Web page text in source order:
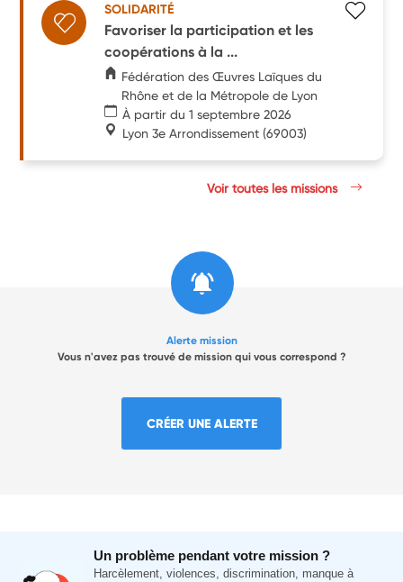
SOLIDARITÉ
Favoriser la participation et les
coopérations à la ...
Fédération des Œuvres Laïques du
Rhône et de la Métropole de Lyon
À partir du 1 septembre 2026
Lyon 3e Arrondissement (69003)
Voir toutes les missions
Alerte mission
Vous n'avez pas trouvé de mission qui vous correspond ?
CRÉER UNE ALERTE
Un problème pendant votre mission ?
Harcèlement, violences, discrimination, manque à